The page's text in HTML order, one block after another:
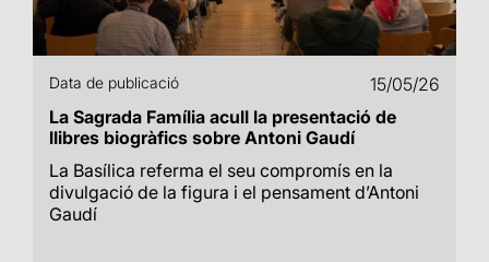
Data de publicació
15/05/26
La Sagrada Família acull la presentació de
llibres biogràfics sobre Antoni Gaudí
La Basílica referma el seu compromís en la
divulgació de la figura i el pensament d’Antoni
Gaudí